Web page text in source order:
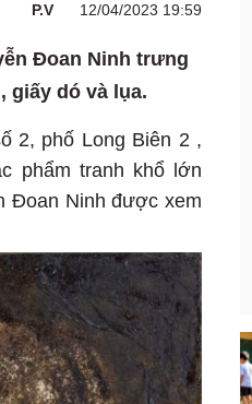
P.V 12/04/2023 19:59
Đoan Ninh trưng
giấy dó và lụa.
2, phố Long Biên 2 ,
phẩm tranh khổ lớn
Đoan Ninh được xem